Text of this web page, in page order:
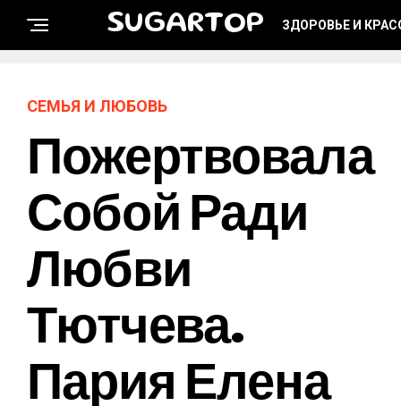
SUGARTOP ЗДОРОВЬЕ И
СЕМЬЯ И ЛЮБОВЬ
Пожертвовала
Собой Ради
Любви
Тютчева.
Пария Елена